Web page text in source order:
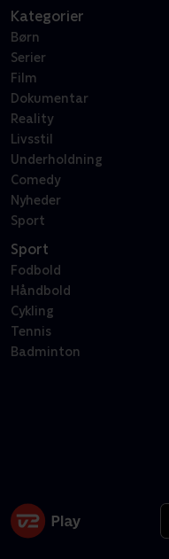
Kategorier
Børn
Serier
Film
Dokumentar
Reality
Livsstil
Underholdning
Comedy
Nyheder
Sport
Sport
Fodbold
Håndbold
Cykling
Tennis
Badminton